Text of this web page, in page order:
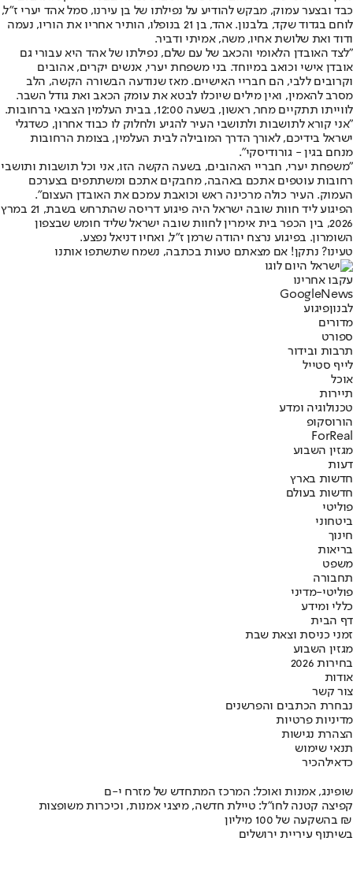
כבד ובצער עמוק, מבקש להודיע על נפילתו של בן עירנו, סמל אהד יערי ז״ל,
לוחם בגדוד שקד, בלבנון. אהד, בן 21 בנופלו, הותיר אחריו את הוריו, נעמה
ודוד ואת שלושת אחיו, משה, אמיתי ודביר.
"לצד האובדן הלאומי והכאב של עם שלם, נפילתו של אהד היא עבורי גם
אובדן אישי וכואב במיוחד. בני משפחת יערי, אנשים יקרים, אהובים
וקרובים ללבי, הם חבריי האישיים. מאז שנודעה הבשורה הקשה, הלב
מסרב להאמין, ואין מילים שיוכלו לבטא את עומק הכאב ואת גודל השבר.
לווייתו תתקיים מחר, ראשון, בשעה 12:00, בבית העלמין הצבאי ברחובות.
"אני קורא לתושבות ולתושבי העיר להגיע ולחלוק לו כבוד אחרון, כשדגלי
ישראל בידיכם, לאורך הדרך המובילה לבית העלמין, בצומת הרחובות
מנחם בגין - גורודיסקי".
"משפחת יערי, חבריי האהובים, בשעה הקשה הזו, אני וכל תושבות ותושבי
רחובות עוטפים אתכם באהבה, מחבקים אתכם ומשתתפים בצערכם
העמוק. העיר כולה מרכינה ראש וכואבת עמכם את האובדן העצום".
הפיגוע ליד חוות שובה ישראל היה פיגוע דריסה שהתרחש בשבת, 21 במרץ
2026, בין הכפר בית אימרין לחוות שובה ישראל שליד חומש שבצפון
השומרון. בפיגוע נרצח יהודה שרמן ז"ל, ואחיו דניאל נפצע.
טעינו? נתקן! אם מצאתם טעות בכתבה, נשמח שתשתפו אותנו
עקבו אחרינו
Googl eNews
לבנוןפיגוע
מדורים
ספורט
תרבות ובידור
לייף סטייל
אוכל
תיירות
טכנולוגיה ומדע
הורוסקופ
ForReal
מגזין השבוע
דעות
חדשות בארץ
חדשות בעולם
פוליטי
ביטחוני
חינוך
בריאות
משפט
תחבורה
פוליטי-מדיני
כללי ומידע
דף הבית
זמני כניסת וצאת שבת
מגזין השבוע
בחירות 2026
אודות
צור קשר
נבחרת הכתבים והפרשנים
מדיניות פרטיות
הצהרת נגישות
תנאי שימוש
כדאילהכיר
שופינג, אמנות ואוכל: המרכז המתחדש של מזרח י-ם
קפיצה קטנה לחו"ל: טיילת חדשה, מיצגי אמנות, וכיכרות משופצות
בהשקעה של 100 מיליון ₪
בשיתוף עיריית ירושלים